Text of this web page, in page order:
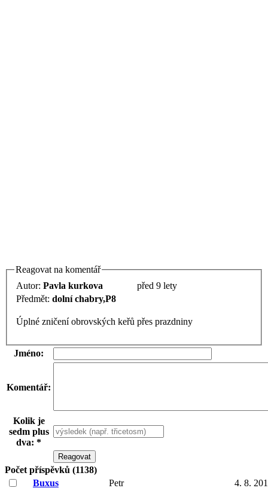
Reagovat na komentář
Autor: Pavla kurkova
před 9 lety
Předmět: dolní chabry,P8
Úplné zničení obrovských keřů přes prazdniny
Jméno:
Komentář:
Kolik je
sedm plus
dva: *
Počet příspěvků (1138)
Buxus
Petr
4. 8.